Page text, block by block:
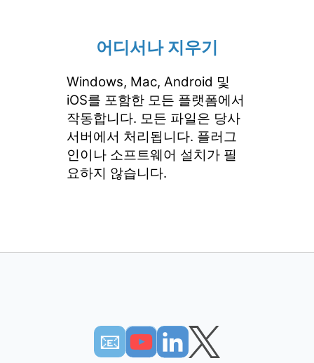
어디서나 지우기
Windows, Mac, Android 및
iOS를 포함한 모든 플랫폼에서
작동합니다. 모든 파일은 당사
서버에서 처리됩니다. 플러그
인이나 소프트웨어 설치가 필
요하지 않습니다.
📧︎